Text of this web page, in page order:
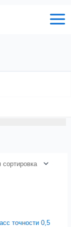
точности 0,5